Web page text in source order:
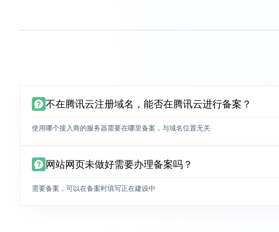
不在腾讯云注册域名，能否在腾讯云进行备案？
使用哪个接入商的服务器需要在哪里备案，与域名位置无关
网站网页未做好需要办理备案吗？
需要备案，可以在备案时填写正在建设中